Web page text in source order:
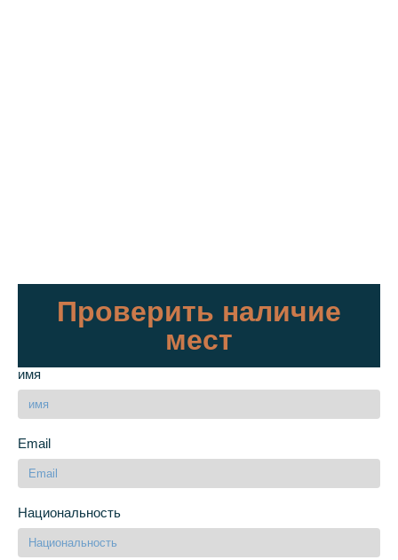
Проверить наличие
мест
имя
Email
Национальность